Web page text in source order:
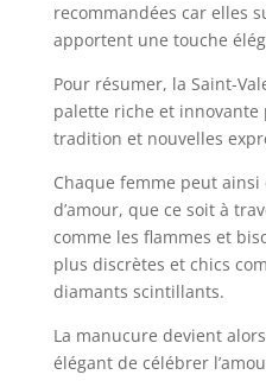
recommandées car elles
apportent une touche
Pour résumer, la Saint-
palette riche et
tradition et nouvelles
Chaque femme peut
d’amour, que ce soit à
comme les flammes et
plus discrètes et chics
diamants scintillants.
La manucure devient
élégant de célébrer